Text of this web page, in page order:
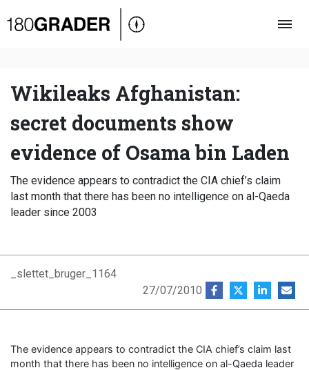
Oversigt
Debat
Video
Podcast
Wikileaks Afghanistan:
secret documents show
evidence of Osama bin Laden
The evidence appears to contradict the CIA chief’s claim
last month that there has been no intelligence on al-Qaeda
leader since 2003
_slettet_bruger_1164
27/07/2010
The evidence appears to contradict the CIA chief’s claim last
month that there has been no intelligence on al-Qaeda leader